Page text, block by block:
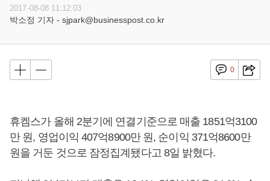
2017-08-08 11:12:03
박소정 기자 - sjpark@businesspost.co.kr
0
휴켐스가 올해 2분기에 연결기준으로 매출 1851억3100
만 원, 영업이익 407억8900만 원, 순이익 371억8600만
원을 거둔 것으로 잠정집계됐다고 8일 밝혔다.